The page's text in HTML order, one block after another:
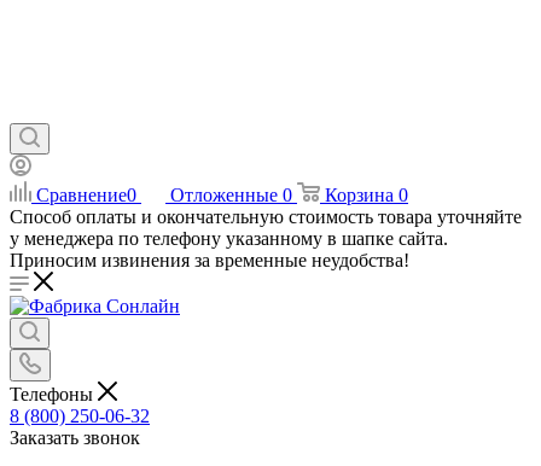
Сравнение0 Отложенные 0 Корзина 0
Способ оплаты и окончательную стоимость товара уточняйте
у менеджера по телефону указанному в шапке сайта.
Приносим извинения за временные неудобства!
Телефоны
8 (800) 250-06-32
Заказать звонок